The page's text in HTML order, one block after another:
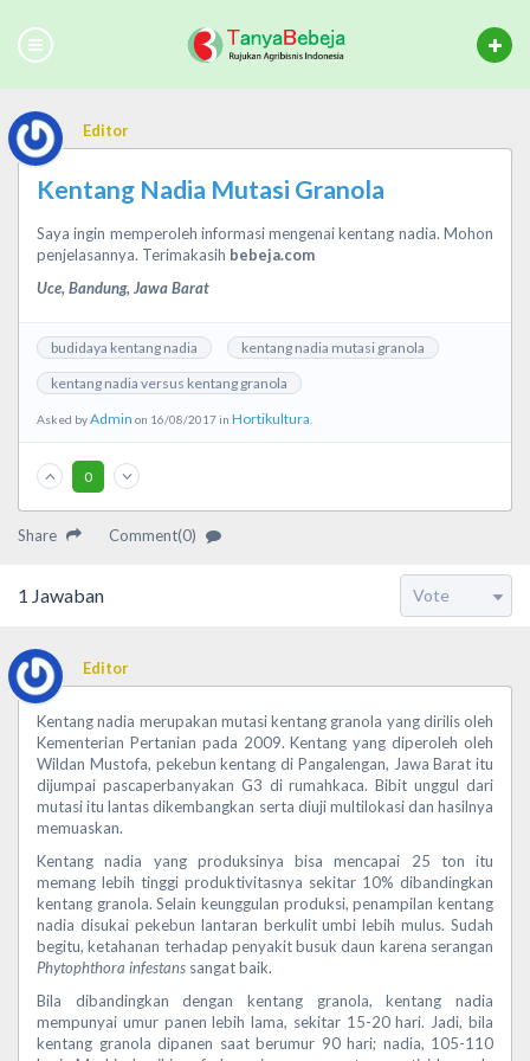
Editor
Kentang Nadia Mutasi Granola
Saya ingin memperoleh informasi mengenai kentang nadia. Mohon
penjelasannya. Terimakasih bebeja.com
Uce, Bandung, Jawa Barat
budidaya kentang nadia
kentang nadia mutasi granola
kentang nadia versus kentang granola
Asked byAdmin on 16/08/2017 in Hortikultura
0
Share Comment(0)
1 Jawaban
Editor
Kentang nadia merupakan mutasi kentang granola yang dirilis oleh
Kementerian Pertanian pada 2009. Kentang yang diperoleh oleh
Wildan Mustofa, pekebun kentang di Pangalengan, Jawa Barat itu
dijumpai pascaperbanyakan G3 di rumahkaca. Bibit unggul dari
mutasi itu lantas dikembangkan serta diuji multilokasi dan hasilnya
memuaskan.
Kentang nadia yang produksinya bisa mencapai 25 ton itu
memang lebih tinggi produktivitasnya sekitar 10% dibandingkan
kentang granola. Selain keunggulan produksi, penampilan kentang
nadia disukai pekebun lantaran berkulit umbi lebih mulus. Sudah
begitu, ketahanan terhadap penyakit busuk daun karena serangan
Phytophthora infestans sangat baik.
Bila dibandingkan dengan kentang granola, kentang nadia
mempunyai umur panen lebih lama, sekitar 15-20 hari. Jadi, bila
kentang granola dipanen saat berumur 90 hari; nadia, 105-110